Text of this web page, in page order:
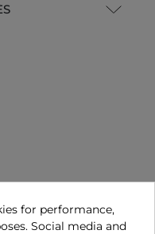
for performance,
Social media and